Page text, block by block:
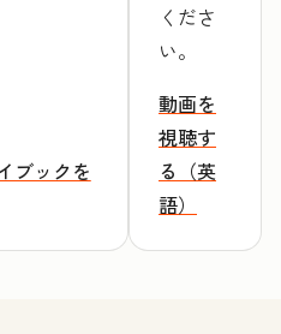
ブックを
くださ
い。
動画を
視聴す
る（英
語）